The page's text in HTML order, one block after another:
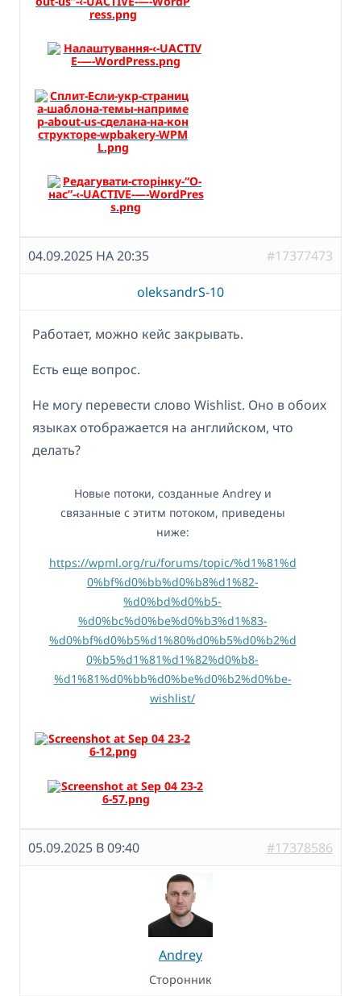
04.09.2025 НА 20:35 #17377473
oleksandrS-10
Работает, можно кейс закрывать.
Есть еще вопрос.
Не могу перевести слово Wishlist. Оно в обоих
языках отображается на английском, что
делать?
Новые потоки, созданные Andrey и
связанные с этитм потоком, приведены
ниже:
https://wpml.org/ru/forums/topic/%d1%81%d
0%bf%d0%bb%d0%b8%d1%82-
%d0%bd%d0%b5-
%d0%bc%d0%be%d0%b3%d1%83-
%d0%bf%d0%b5%d1%80%d0%b5%d0%b2%d
0%b5%d1%81%d1%82%d0%b8-
%d1%81%d0%bb%d0%be%d0%b2%d0%be-
wishlist/
05.09.2025 В 09:40 #17378586
Andrey
Сторонник